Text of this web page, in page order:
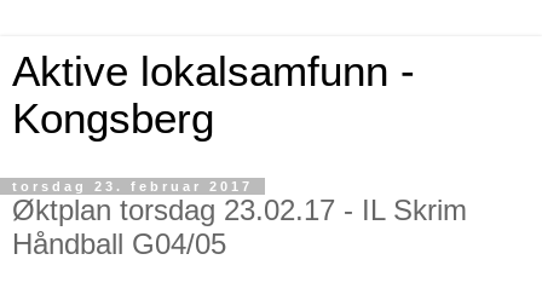
Aktive lokalsamfunn -
Kongsberg
torsdag 23. februar 2017
Øktplan torsdag 23.02.17 - IL Skrim
Håndball G04/05